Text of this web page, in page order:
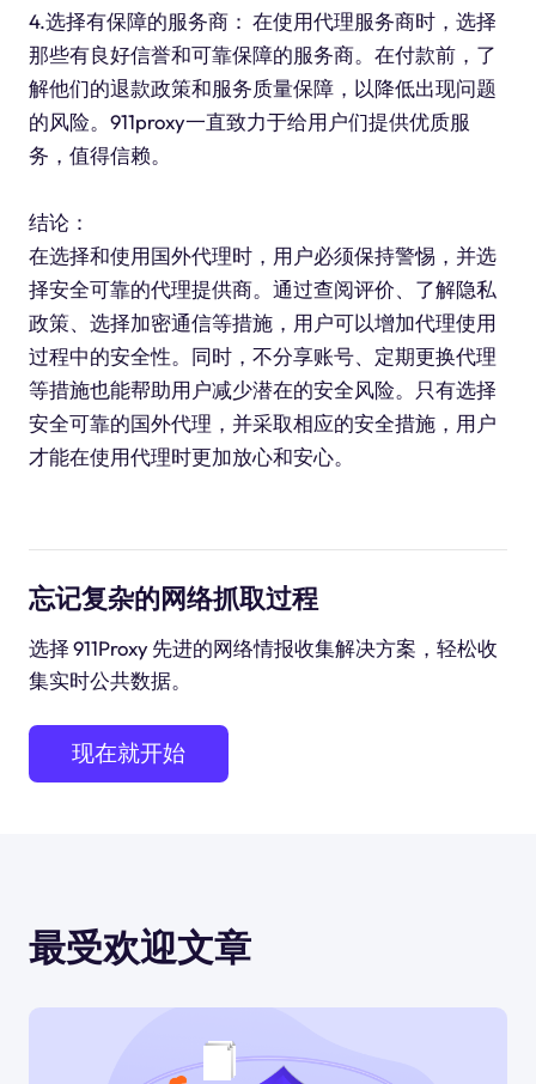
4.选择有保障的服务商： 在使用代理服务商时，选择
那些有良好信誉和可靠保障的服务商。在付款前，了
解他们的退款政策和服务质量保障，以降低出现问题
的风险。911proxy一直致力于给用户们提供优质服
务，值得信赖。
结论：
在选择和使用国外代理时，用户必须保持警惕，并选
择安全可靠的代理提供商。通过查阅评价、了解隐私
政策、选择加密通信等措施，用户可以增加代理使用
过程中的安全性。同时，不分享账号、定期更换代理
等措施也能帮助用户减少潜在的安全风险。只有选择
安全可靠的国外代理，并采取相应的安全措施，用户
才能在使用代理时更加放心和安心。
忘记复杂的网络抓取过程
选择 911Proxy 先进的网络情报收集解决方案，轻松收
集实时公共数据。
现在就开始
最受欢迎文章